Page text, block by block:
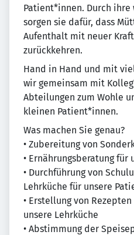
Patient*innen. Durch
sorgen sie dafür, dass
Aufenthalt mit neuer
zurückkehren.
Hand in Hand und mit
wir gemeinsam mit
Abteilungen zum Wohle
kleinen Patient*innen.
Was machen Sie genau?
• Zubereitung von
• Ernährungsberatung für
• Durchführung von
Lehrküche für unsere
• Erstellung von
unsere Lehrküche
• Abstimmung der